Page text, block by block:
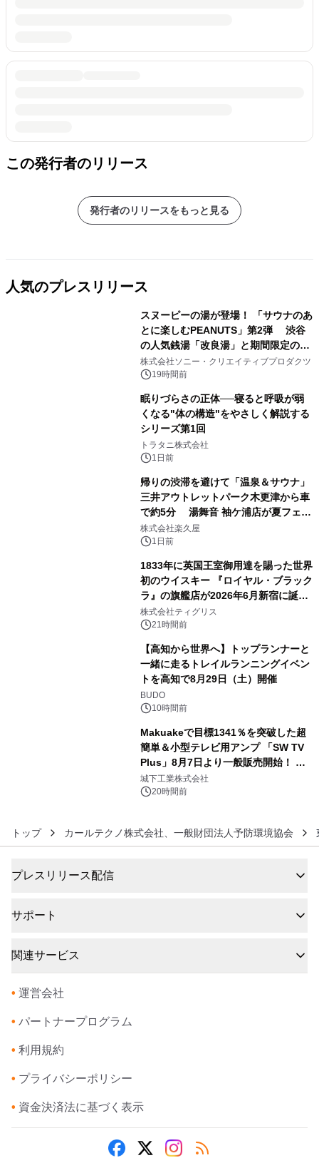
この発行者のリリース
発行者のリリースをもっと見る
人気のプレスリリース
スヌーピーの湯が登場！ 「サウナのあ
とに楽しむPEANUTS」第2弾 渋谷
の人気銭湯「改良湯」と期間限定のコ
ラボレーション サウナイキタイコラ
ボグッズも発売決定！
株式会社ソニー・クリエイティブプロダクツ
19時間前
眠りづらさの正体──寝ると呼吸が弱
くなる"体の構造"をやさしく解説する
シリーズ第1回
トラタニ株式会社
1日前
帰りの渋滞を避けて「温泉＆サウナ」
三井アウトレットパーク木更津から車
で約5分 湯舞音 袖ケ浦店が夏フェア
メニューを提供
株式会社楽久屋
1日前
1833年に英国王室御用達を賜った世界
初のウイスキー 『ロイヤル・ブラック
ラ』の旗艦店が2026年6月新宿に誕
生 バカルディ ジャパンと連携した
没入型バー「BAR Arca」
株式会社ティグリス
21時間前
【高知から世界へ】トップランナーと
一緒に走るトレイルランニングイベン
トを高知で8月29日（土）開催
BUDO
10時間前
Makuakeで目標1341％を突破した超
簡単＆小型テレビ用アンプ 「SW TV
Plus」8月7日より一般販売開始！ ケ
ーブル1本つなぐだけ、テレビの音が
ぐっと豊かに
城下工業株式会社
20時間前
トップ カールテクノ株式会社、一般財団法人予防環境協会
プレスリリース配信
サポート
関連サービス
• 運営会社
• パートナープログラム
• 利用規約
• プライバシーポリシー
• 資金決済法に基づく表示